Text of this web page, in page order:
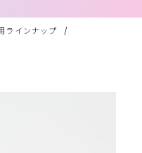
ラインナップ
/